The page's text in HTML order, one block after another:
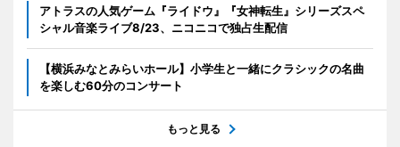
アトラスの人気ゲーム『ライドウ』『女神転生』シリーズスペ
シャル音楽ライブ8/23、ニコニコで独占生配信
【横浜みなとみらいホール】小学生と一緒にクラシックの名曲
を楽しむ60分のコンサート
もっと見る